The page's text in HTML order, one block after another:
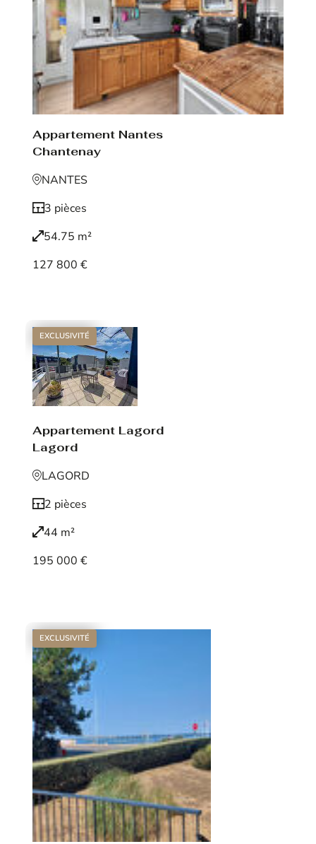
Appartement Nantes
Chantenay
NANTES
3 pièces
54.75 m²
127 800 €
EXCLUSIVITÉ
Appartement Lagord
Lagord
LAGORD
2 pièces
44 m²
195 000 €
EXCLUSIVITÉ